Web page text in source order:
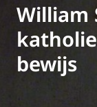
William
bewijs